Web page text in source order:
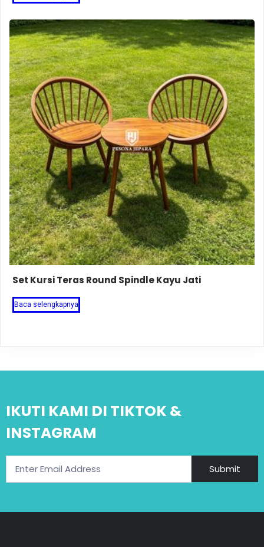
Set Kursi Teras Round Spindle Kayu Jati
Baca selengkapnya
IKUTI KAMI DI TIKTOK &
INSTAGRAM
Submit